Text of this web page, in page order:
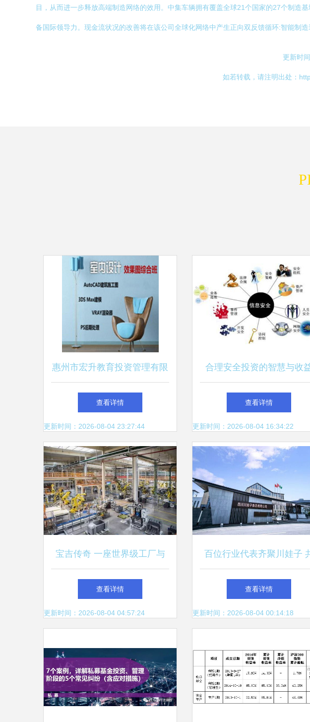
目，从而进一步释放高端制造网络的效用。中集车辆拥有覆盖全球21个国家的27个制造
备国际领导力。现金流状况的改善将在该公司全球化网络中产生正向双反馈循环:智能制
更新时
如若转载，请注明出处：
惠州市宏升教育投资管理有限
责任公司 供应产品
查看详情
更新时间：2026-08-04 23:27:44
合理安全投资的智慧与收
查看详情
更新时间：2026-08-04 16:34:22
宝吉传奇 一座世界级工厂与
72亿的投资管理密码
查看详情
更新时间：2026-08-04 04:57:24
百位行业代表齐聚川娃子
话食品智造新味来，明星工
引领行业升级
查看详情
更新时间：2026-08-04 00:14:18